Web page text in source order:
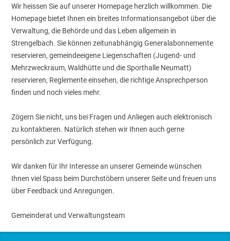
Wir heissen Sie auf unserer Homepage herzlich willkommen. Die
Homepage bietet Ihnen ein breites Informationsangebot über die
Verwaltung, die Behörde und das Leben allgemein in
Strengelbach. Sie können zeitunabhängig Generalabonnemente
reservieren, gemeindeeigene Liegenschaften (Jugend- und
Mehrzweckraum, Waldhütte und die Sporthalle Neumatt)
reservieren, Reglemente einsehen, die richtige Ansprechperson
finden und noch vieles mehr.
Zögern Sie nicht, uns bei Fragen und Anliegen auch elektronisch
zu kontaktieren. Natürlich stehen wir Ihnen auch gerne
persönlich zur Verfügung.
Wir danken für Ihr Interesse an unserer Gemeinde wünschen
Ihnen viel Spass beim Durchstöbern unserer Seite und freuen uns
über Feedback und Anregungen.
Gemeinderat und Verwaltungsteam